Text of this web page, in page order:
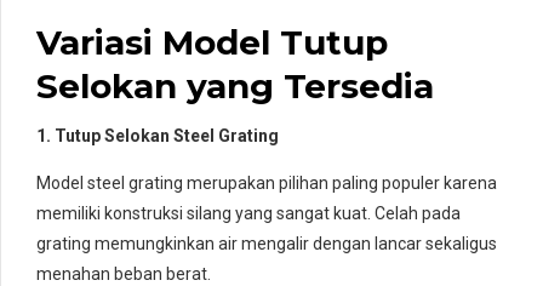
Variasi Model Tutup
Selokan yang Tersedia
1. Tutup Selokan Steel Grating
Model steel grating merupakan pilihan paling populer karena
memiliki konstruksi silang yang sangat kuat. Celah pada
grating memungkinkan air mengalir dengan lancar sekaligus
menahan beban berat.